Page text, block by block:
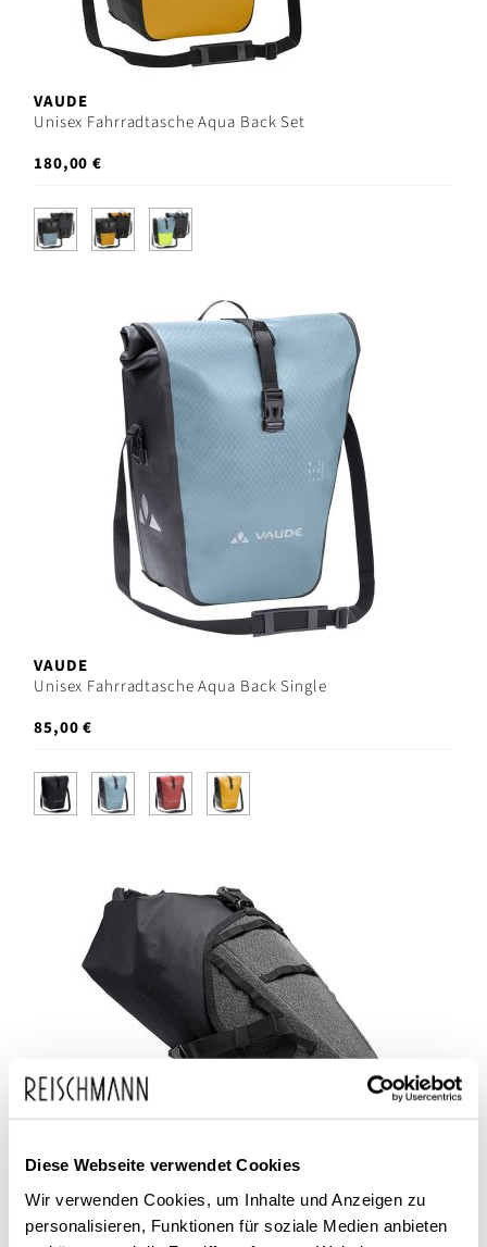
Diese Webseite verwendet Cookies
Wir verwenden Cookies, um Inhalte und Anzeigen zu
personalisieren, Funktionen für soziale Medien anbieten
VAUDE
Unisex Fahrradtasche Aqua Back Set
180,00 €
VAUDE
Unisex Fahrradtasche Aqua Back Single
85,00 €
VAUDE